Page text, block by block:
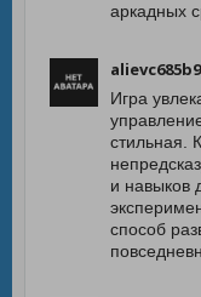
аркадных
Игра
стильная.
и навыков
способ